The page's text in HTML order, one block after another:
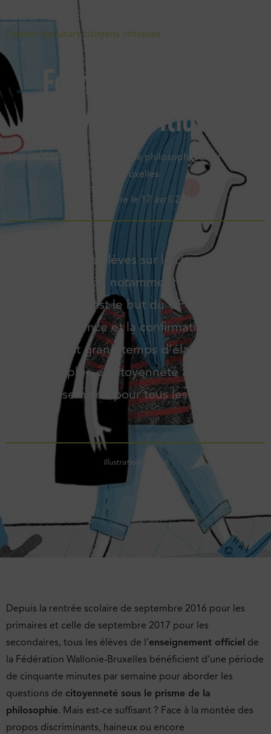
Accueil-La tartine
Former de futurs citoyens critiques
Former de futurs
citoyens critiques
Hélène Caels
· Enseignante de philosophie et citoyenneté
à Bruxelles
Mis en ligne le 17 avril 2023
Emmener les élèves sur le chemin de la
citoyenneté, notamment grâce à la
philosophie, c’est le but du CPC. Après sept
ans d’existence et la confirmation de son
utilité, il est grand temps d’élargir le cours
de philosophie et citoyenneté à deux heures
par semaine pour tous les élèves.
Illustrations : Cäät
Depuis la rentrée scolaire de septembre 2016 pour les
primaires et celle de septembre 2017 pour les
secondaires, tous les élèves de l’enseignement officiel de
la Fédération Wallonie-Bruxelles bénéficient d’une période
de cinquante minutes par semaine pour aborder les
questions de citoyenneté sous le prisme de la
philosophie. Mais est-ce suffisant ? Face à la montée des
propos discriminants, haineux ou encore